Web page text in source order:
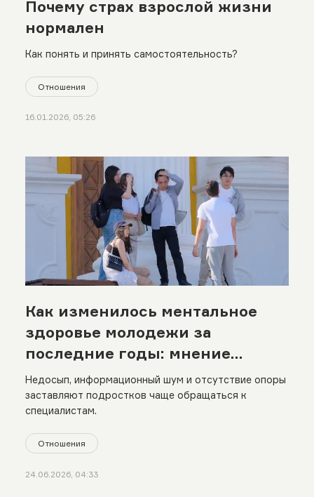
Почему страх взрослой жизни
нормален
Как понять и принять самостоятельность?
Отношения
16.01.2026, 05:26
Как изменилось ментальное
здоровье молодежи за
последние годы: мнение
психолога
Недосып, информационный шум и отсутствие опоры
заставляют подростков чаще обращаться к
специалистам.
Отношения
24.06.2026, 04:33